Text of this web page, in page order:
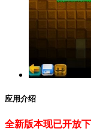
应用介绍
全新版本现已开放